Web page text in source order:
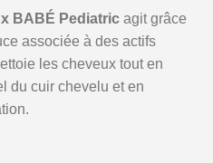
BABÉ Pediatric agit grâce
associée à des actifs
les cheveux tout en
du cuir chevelu et en